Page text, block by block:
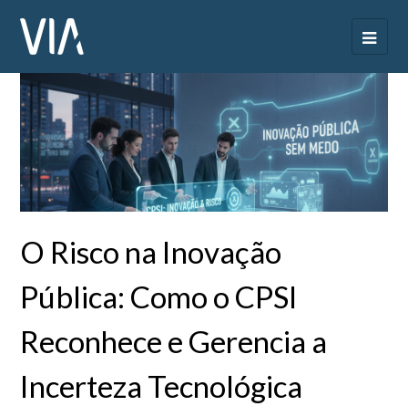
O Risco na Inovação
Pública: Como o CPSI
Reconhece e Gerencia a
Incerteza Tecnológica